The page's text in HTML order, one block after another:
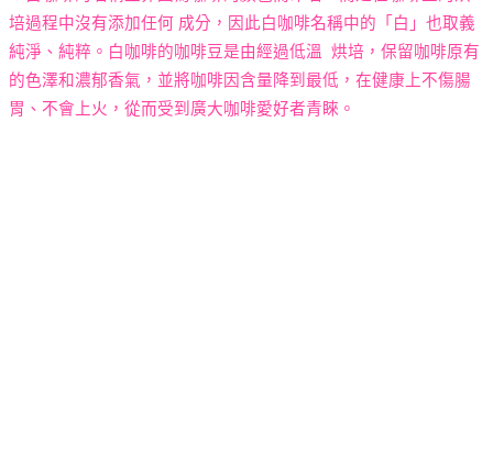
培過程中沒有添加任何 成分，因此白咖啡名稱中的「白」也取義
純淨、純粹。白咖啡的咖啡豆是由經過低溫 烘培，保留咖啡原有
的色澤和濃郁香氣，並將咖啡因含量降到最低，在健康上不傷腸
胃、不會上火，從而受到廣大咖啡愛好者青睞。